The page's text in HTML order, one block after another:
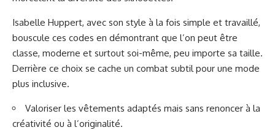
Isabelle Huppert, avec son style à la fois simple et travaillé,
bouscule ces codes en démontrant que l’on peut être
classe, moderne et surtout soi-même, peu importe sa taille.
Derrière ce choix se cache un combat subtil pour une mode
plus inclusive.
Valoriser les vêtements adaptés mais sans renoncer à la
créativité ou à l’originalité.